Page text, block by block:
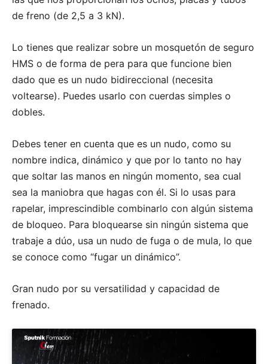
de freno (de 2,5 a 3 kN).
Lo tienes que realizar sobre un mosquetón de seguro
HMS o de forma de pera para que funcione bien
dado que es un nudo bidireccional (necesita
voltearse). Puedes usarlo con cuerdas simples o
dobles.
Debes tener en cuenta que es un nudo, como su
nombre indica, dinámico y que por lo tanto no hay
que soltar las manos en ningún momento, sea cual
sea la maniobra que hagas con él. Si lo usas para
rapelar, imprescindible combinarlo con algún sistema
de bloqueo. Para bloquearse sin ningún sistema que
trabaje a dúo, usa un nudo de fuga o de mula, lo que
se conoce como “fugar un dinámico”.
Gran nudo por su versatilidad y capacidad de
frenado.